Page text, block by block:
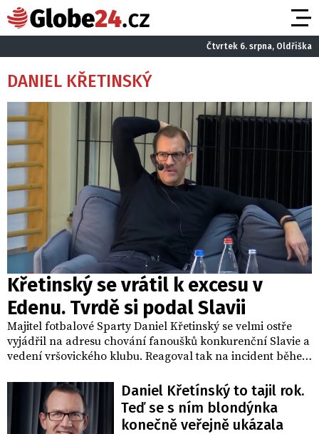
Čtvrtek 6. srpna, Oldřiška
DANIEL KŘETINSKÝ
Křetinský se vrátil k excesu v
Edenu. Tvrdě si podal Slavii
Majitel fotbalové Sparty Daniel Křetinský se velmi ostře
vyjádřil na adresu chování fanoušků konkurenční Slavie a
vedení vršovického klubu. Reagoval tak na incident během
plochu a napadli fotbalisty, což vyvolalo negativní ohlasy
v celém fotbalovém prostředí.
Daniel Křetínský to tajil rok.
Teď se s ním blondýnka
konečně veřejně ukázala